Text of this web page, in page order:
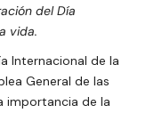
del Día
vida.
Internacional de la
General de las
importancia de la